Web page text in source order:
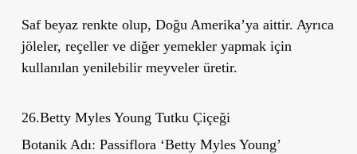
Saf beyaz renkte olup, Doğu Amerika’ya aittir. Ayrıca
jöleler, reçeller ve diğer yemekler yapmak için
kullanılan yenilebilir meyveler üretir.
26.Betty Myles Young Tutku Çiçeği
Botanik Adı: Passiflora ‘Betty Myles Young’